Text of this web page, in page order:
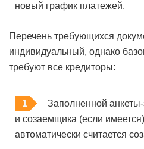
новый график платежей.
Перечень требующихся
индивидуальный, однако
требуют все кредиторы:
Заполненной
и созаемщика (если
автоматически считается